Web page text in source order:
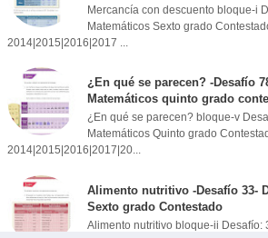
Mercancía con descuento bloque-i
Matemáticos Sexto grado
2014|2015|2016|2017 ...
¿En qué se parecen? -Desafío
Matemáticos quinto grado
¿En qué se parecen? bloque-v
Matemáticos Quinto grado
2014|2015|2016|2017|20...
Alimento nutritivo -Desafío 33-
Sexto grado Contestado
Alimento nutritivo bloque-ii Desafío: